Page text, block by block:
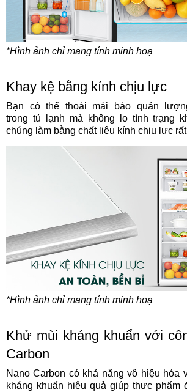
*Hình ảnh chỉ mang tính minh hoạ
Khay kệ bằng kính chịu lực
Bạn có thể thoải mái bảo quản
trong tủ lạnh mà không lo tình trạng
chúng làm bằng chất liệu kính chịu lực
*Hình ảnh chỉ mang tính minh hoạ
Khử mùi kháng khuẩn với
Carbon
Nano Carbon có khả năng vô hiệu hóa
kháng khuẩn hiệu quả giúp thực phẩm